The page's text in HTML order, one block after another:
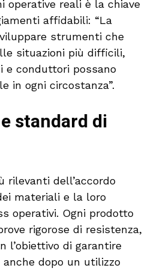
operative reali è la chiave
affidabili: “La
strumenti che
situazioni più difficili,
e conduttori possano
in ogni circostanza”.
standard di
rilevanti dell’accordo
materiali e la loro
operativi. Ogni prodotto
rigorose di resistenza,
l’obiettivo di garantire
dopo un utilizzo